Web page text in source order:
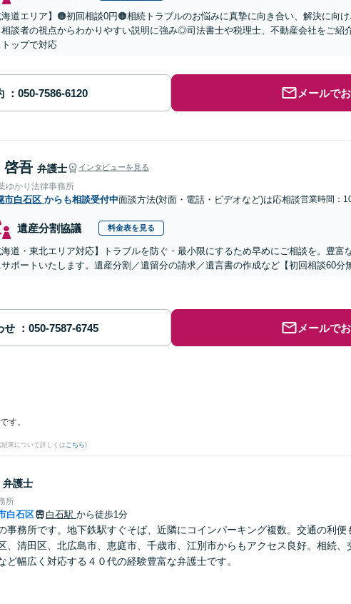
海道エリア】🟠初回相談0円🟠相続トラブルのお悩みに真摯に向き合い、解決に向
相談者の視点からわかりやすい説明に強み◎司法書士や税理士、不動産会社をご紹
トップで対応
メールで
啓吾 弁護士 インタビューを見る
ゆかり法律事務所
市白石区 からも相談受付中面談方法(対面・電話・ビデオなど)は応相談営業時間：
遺産分割協議 料金表を見る
海道・東北エリア対応】トラブルを防ぐ・最小限にするため早めにご相談を。豊富
ポートいたします。遺産分割／遺留分の請求／遺言書の作成など【初回相談60分
せ メールで
す。
結果について詳しくはこちら)
弁護士
所
白石区 白石駅 から徒歩1分
事務所です。地下鉄駅すぐそば、近隣にコインパーキング複数。交通の利便
、清田区、北広島市、恵庭市、千歳市、江別市からもアクセス良好。相続、
ど幅広く対応する４０代の経験豊富な弁護士です。